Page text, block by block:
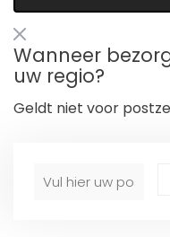
Wanneer
uw regio?
Geldt niet voor